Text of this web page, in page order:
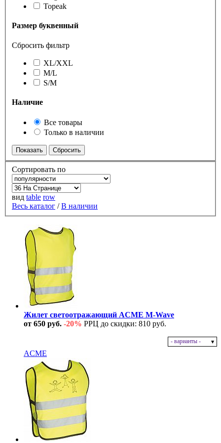
Topeak
Размер буквенный
Сбросить фильтр
XL/XXL
M/L
S/M
Наличие
Все товары
Только в наличии
Сортировать по
вид table row
Весь каталог /В наличии
Жилет светоотражающий ACME M-Wave
от 650 руб. -20% РРЦ до скидки: 810 руб.
- варианты -
ACME